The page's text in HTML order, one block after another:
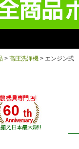
高圧洗浄機 エンジン式
60